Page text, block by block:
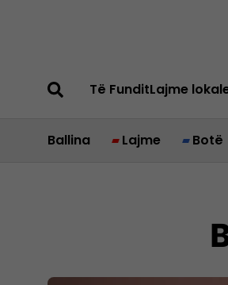
Të FunditLajme
Ballina Lajme Botë